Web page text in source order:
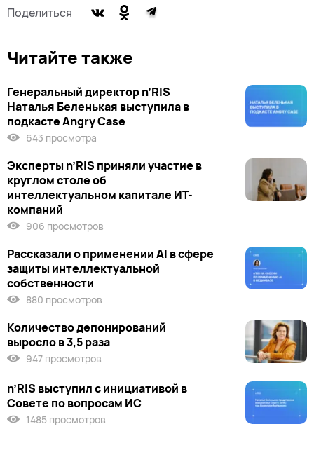
Поделиться
Читайте также
Генеральный директор n’RIS
Наталья Беленькая выступила в
подкасте Angry Case
643 просмотра
Эксперты n’RIS приняли участие в
круглом столе об
интеллектуальном капитале ИТ-
компаний
906 просмотров
Рассказали о применении AI в сфере
защиты интеллектуальной
собственности
880 просмотров
Количество депонирований
выросло в 3,5 раза
947 просмотров
n’RIS выступил c инициативой в
Совете по вопросам ИС
1485 просмотров